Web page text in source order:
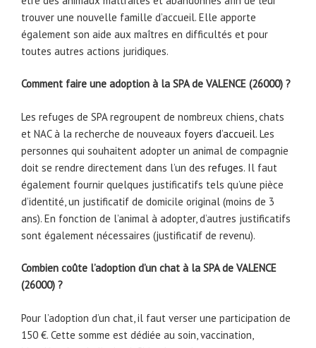
trouver une nouvelle famille d’accueil. Elle apporte
également son aide aux maîtres en difficultés et pour
toutes autres actions juridiques.
Comment faire une adoption à la SPA de VALENCE (26000) ?
Les refuges de SPA regroupent de nombreux chiens, chats
et NAC à la recherche de nouveaux foyers d’accueil. Les
personnes qui souhaitent adopter un animal de compagnie
doit se rendre directement dans l’un des refuges. Il faut
également fournir quelques justificatifs tels qu’une pièce
d’identité, un justificatif de domicile original (moins de 3
ans). En fonction de l’animal à adopter, d’autres justificatifs
sont également nécessaires (justificatif de revenu).
Combien coûte l’adoption d’un chat à la SPA de VALENCE
(26000) ?
Pour l’adoption d’un chat, il faut verser une participation de
150 €. Cette somme est dédiée au soin, vaccination,